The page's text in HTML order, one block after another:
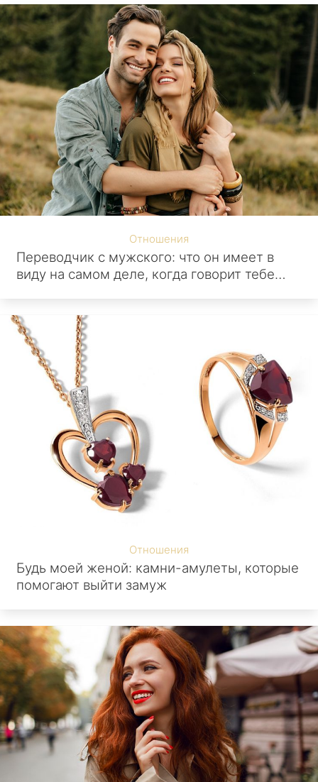
Отношения
Переводчик с мужского: что он имеет в
виду на самом деле, когда говорит тебе…
Отношения
Будь моей женой: камни-амулеты, которые
помогают выйти замуж